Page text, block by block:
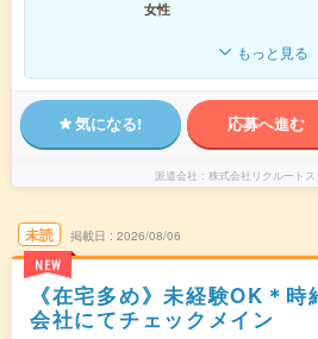
女性
もっと見る
気になる! 応募へ進む
派遣会社 株式会社リクルート
未読
NEW
掲載日 2026/08/06
《在宅多め》未経験OK＊
会社にてチェックメイン